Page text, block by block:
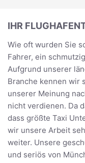
IHR
Wie oft wurden Sie
Fahrer, ein
Aufgrund unserer
Branche kennen wir
unserer Meinung
nicht verdienen. Da
dass größte Taxi
wir unsere Arbeit
weiter. Unsere
und seriös von